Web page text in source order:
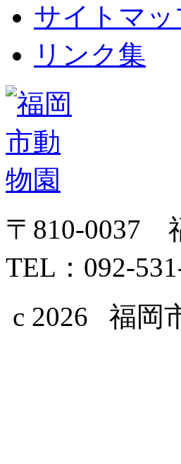
サイトマッ
リンク集
〒810-0037
TEL：092-
c 2026 福岡